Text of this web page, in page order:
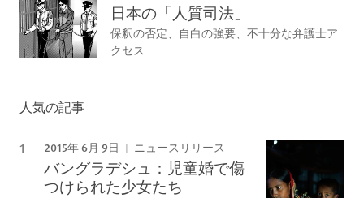
日本の「人質司法」
保釈の否定、自白の強要、不十分な弁護士ア
クセス
人気の記事
2015年 6月 9日 ニュースリリース
バングラデシュ：児童婚で傷
つけられた少女たち